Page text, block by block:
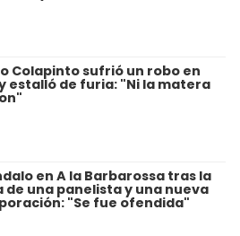
Colapinto sufrió un robo en
estalló de furia: "Ni la matera
en A la Barbarossa tras la
de una panelista y una nueva
"Se fue ofendida"